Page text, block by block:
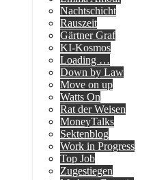
Nachtschicht
Rauszeit
Gärtner Graf
KI-Kosmos
Loading …
Down by Law
Move on up
Watts On
Rat der Weisen
MoneyTalks
Sektenblog
Work in Progress
Top Job
Zugestiegen